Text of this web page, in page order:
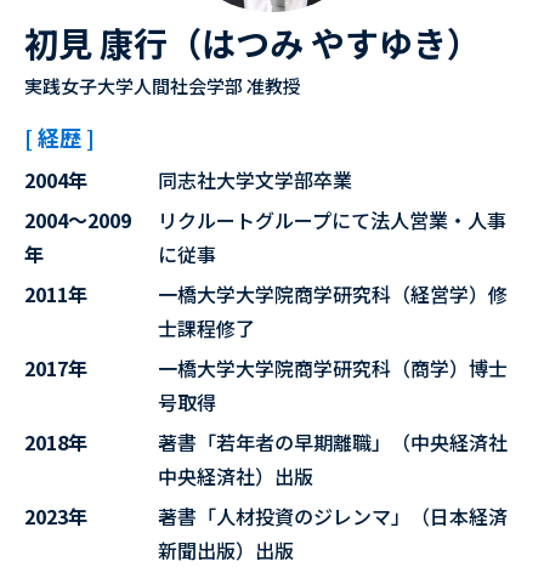
初見 康行（はつみ やすゆき）
実践女子大学人間社会学部 准教授
[ 経歴 ]
2004年
同志社大学文学部卒業
2004～2009
年
リクルートグループにて法人営業・人事
に従事
2011年
一橋大学大学院商学研究科（経営学）修
士課程修了
2017年
一橋大学大学院商学研究科（商学）博士
号取得
2018年
著書「若年者の早期離職」（中央経済社
中央経済社）出版
2023年
著書「人材投資のジレンマ」（日本経済
新聞出版）出版